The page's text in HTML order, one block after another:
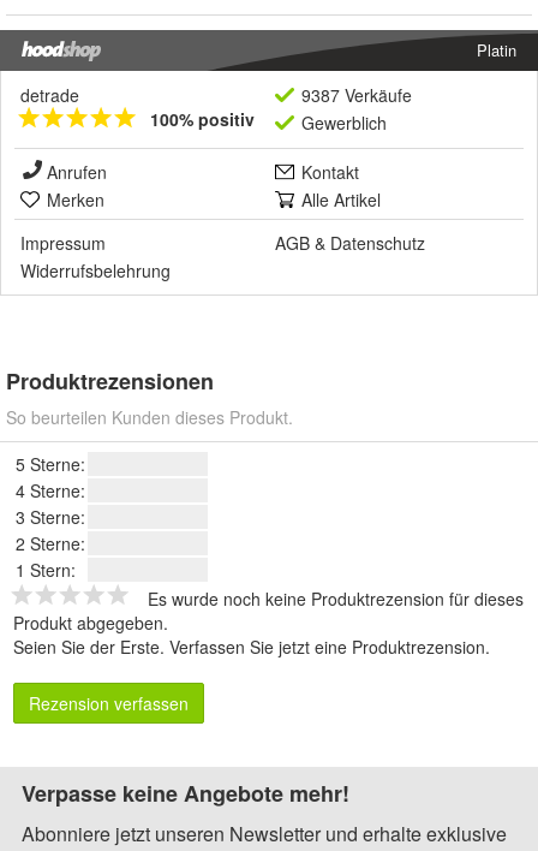
Platin
detrade
100% positiv
9387 Verkäufe
Gewerblich
Anrufen
Kontakt
Merken
Alle Artikel
Impressum
AGB & Datenschutz
Widerrufsbelehrung
Produktrezensionen
So beurteilen Kunden dieses Produkt.
5 Sterne:
4 Sterne:
3 Sterne:
2 Sterne:
1 Stern:
Es wurde noch keine Produktrezension für dieses
Produkt abgegeben.
Seien Sie der Erste. Verfassen Sie jetzt eine Produktrezension.
Rezension verfassen
Verpasse keine Angebote mehr!
Abonniere jetzt unseren Newsletter und erhalte exklusive